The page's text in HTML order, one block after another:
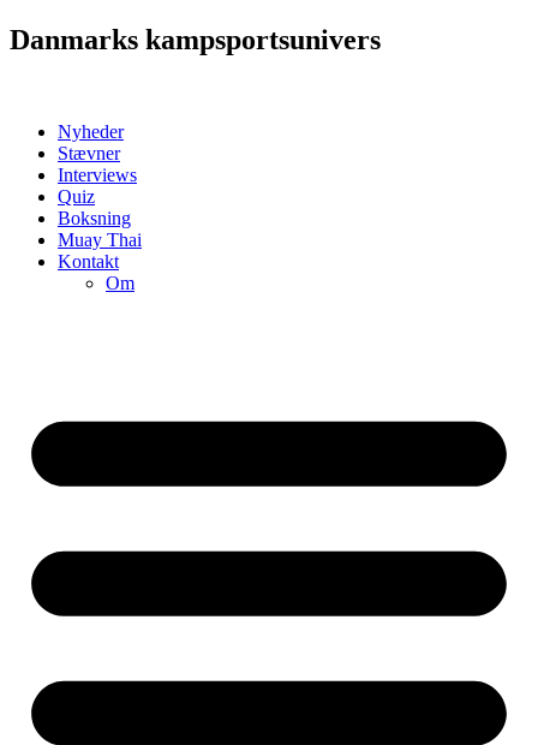
Videre
til
Danmarks kampsportsunivers
Nyheder
Stævner
Interviews
Quiz
Boksning
Muay Thai
Kontakt
Om